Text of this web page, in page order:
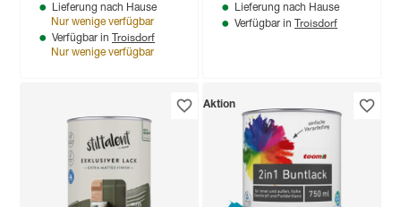
Lieferung nach Hause
Nur wenige verfügbar
Verfügbar in Troisdorf
Nur wenige verfügbar
Lieferung nach Hause
Verfügbar in Troisdorf
Aktion